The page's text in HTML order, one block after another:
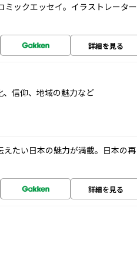
ミックエッセイ。イラストレーター
詳細を見る
信仰、地域の魅力など
たい日本の魅力が満載。日本の再
詳細を見る